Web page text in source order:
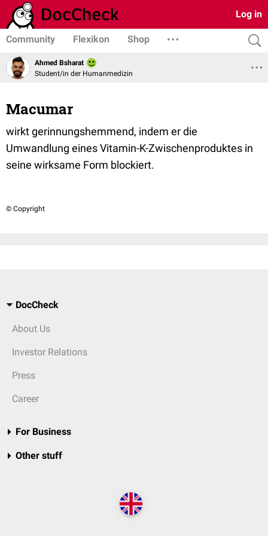
Log in
Community Flexikon Shop
Ahmed Bsharat
Student/in der Humanmedizin
Macumar
wirkt gerinnungshemmend, indem er die
Umwandlung eines Vitamin-K-Zwischenproduktes in
seine wirksame Form blockiert.
© Copyright
DocCheck
About Us
Investor Relations
Press
Career
For Business
Other stuff